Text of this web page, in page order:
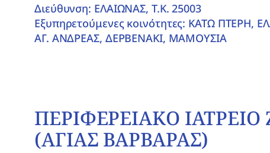
Διεύθυνση: ΕΛΑΙΩΝΑΣ, T.K. 25003
Εξυπηρετούμενες κοινότητες: ΚΑΤΩ ΠΤΕΡΗ,
ΑΓ. ΑΝΔΡΕΑΣ, ΔΕΡΒΕΝΑΚΙ, ΜΑΜΟΥΣΙΑ
ΠΕΡΙΦΕΡΕΙΑΚΟ
(ΑΓΙΑΣ ΒΑΡΒΑΡΑΣ)